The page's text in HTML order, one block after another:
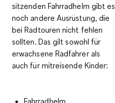
sitzenden Fahrradhelm gibt es
noch andere Ausrüstung, die
bei Radtouren nicht fehlen
sollten. Das gilt sowohl für
erwachsene Radfahrer als
auch für mitreisende Kinder:
Fahrradhelm